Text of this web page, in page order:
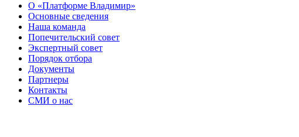
О «Платформе Владимир»
Основные сведения
Наша команда
Попечительский совет
Экспертный совет
Порядок отбора
Документы
Партнеры
Контакты
СМИ о нас